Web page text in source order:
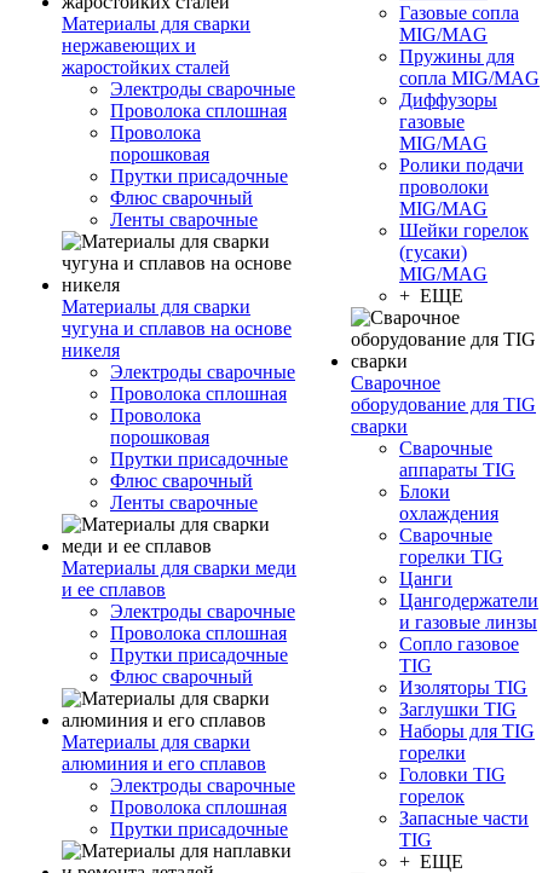
Материалы для сварки
нержавеющих и
жаростойких сталей
Электроды сварочные
Проволока сплошная
Проволока
порошковая
Прутки присадочные
Флюс сварочный
Ленты сварочные
Материалы для сварки
чугуна и сплавов на основе
никеля
Электроды сварочные
Проволока сплошная
Проволока
порошковая
Прутки присадочные
Флюс сварочный
Ленты сварочные
Материалы для сварки меди
и ее сплавов
Электроды сварочные
Проволока сплошная
Прутки присадочные
Флюс сварочный
Материалы для сварки
алюминия и его сплавов
Электроды сварочные
Проволока сплошная
Прутки присадочные
Газовые сопла
MIG/MAG
Пружины для
сопла MIG/MAG
Диффузоры
газовые
MIG/MAG
Ролики подачи
проволоки
MIG/MAG
Шейки горелок
(гусаки)
MIG/MAG
+ ЕЩЕ
Сварочное
оборудование для TIG
сварки
Сварочные
аппараты TIG
Блоки
охлаждения
Сварочные
горелки TIG
Цанги
Цангодержатели
и газовые линзы
Сопло газовое
TIG
Изоляторы TIG
Заглушки TIG
Наборы для TIG
горелки
Головки TIG
горелок
Запасные части
TIG
+ ЕЩЕ